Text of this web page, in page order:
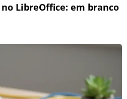
LibreOffice: em branco